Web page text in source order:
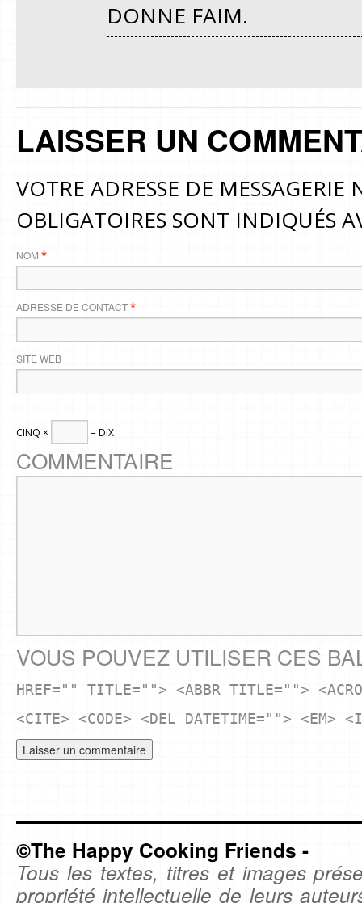
DONNE FAIM.
LAISSER UN
VOTRE ADRESSE DE MESSAGERIE
OBLIGATOIRES SONT INDIQUÉS
NOM *
ADRESSE DE CONTACT*
SITE WEB
CINQ × = DIX
COMMENTAIRE
VOUS POUVEZ UTILISER CES
HREF="" TITLE=""> <ABBR TITLE="">
<CITE> <CODE> <DEL DATETIME=""> <EM>
©The Happy Cooking Friends -
Tous les textes, titres et images
propriété intellectuelle de leurs